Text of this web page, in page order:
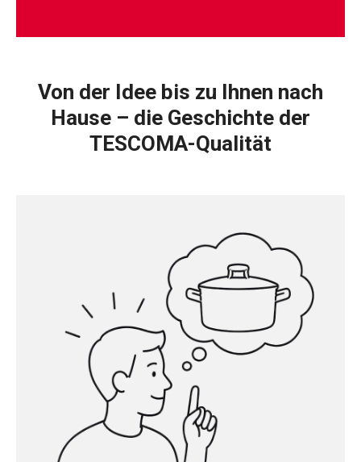
Von der Idee bis zu Ihnen nach
Hause – die Geschichte der
TESCOMA-Qualität